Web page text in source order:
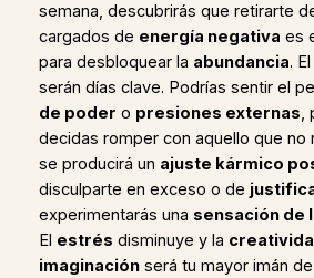
semana, descubrirás que retirarte
cargados de energía negativa es
para desbloquear la abundancia. El
serán días clave. Podrías sentir el
de poder o presiones externas,
decidas romper con aquello que no
se producirá un ajuste kármico
disculparte en exceso o de
experimentarás una sensación de
El estrés disminuye y la
imaginaciónserá tu mayor imán de